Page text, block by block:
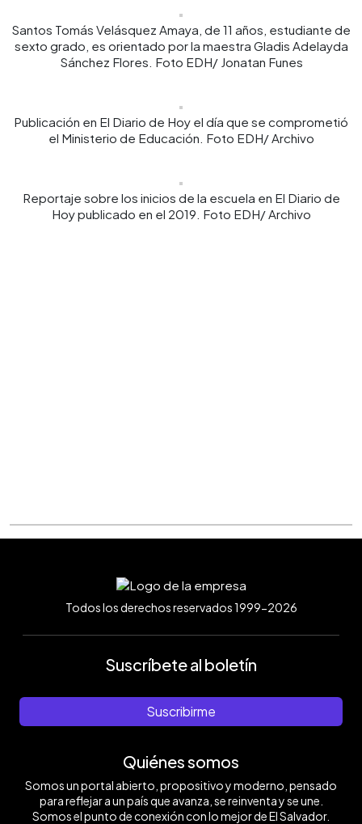
Santos Tomás Velásquez Amaya, de 11 años, estudiante de
sexto grado, es orientado por la maestra Gladis Adelayda
Sánchez Flores. Foto EDH/ Jonatan Funes
Publicación en El Diario de Hoy el día que se comprometió
el Ministerio de Educación. Foto EDH/ Archivo
Reportaje sobre los inicios de la escuela en El Diario de
Hoy publicado en el 2019. Foto EDH/ Archivo
Todos los derechos reservados 1999-2026
Suscríbete al boletín
Suscribirme
Quiénes somos
Somos un portal abierto, propositivo y moderno, pensado
para reflejar a un país que avanza, se reinventa y se une.
Somos el punto de conexión con lo mejor de El Salvador.